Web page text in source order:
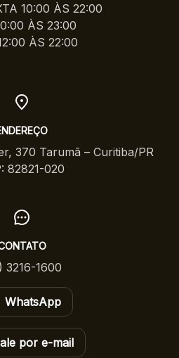
10:00 ÀS 22:00
ÀS 23:00
ÀS 22:00
370 Tarumã – Curitiba/PR
82821-020
3216-1600
WhatsApp
por e-mail